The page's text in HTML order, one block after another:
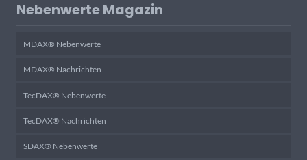
Nebenwerte Magazin
MDAX® Nebenwerte
MDAX® Nachrichten
TecDAX® Nebenwerte
TecDAX® Nachrichten
SDAX® Nebenwerte